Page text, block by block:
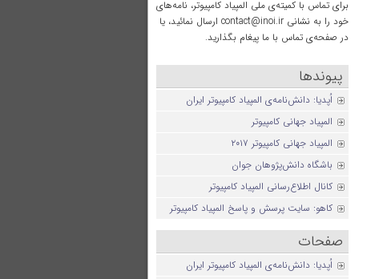
برای تماس با کمیته‌ی ملی المپیاد کامپیوتر، نامه‌های
خود را به نشانی contact@inoi.ir ارسال نمائید، یا
در صفحه‌ی تماس با ما پیغام بگذارید.
پیوندها
اُپدیا: دانش‌نامه‌ی المپیاد کامپیوتر ایران
المپیاد جهانی کامپیوتر
المپیاد جهانی کامپیوتر ۲۰۱۷
باشگاه دانش‌پژوهان جوان
کانال اطلاع‌رسانی المپیاد کامپیوتر
کاهو: سایت پرسش و پاسخ المپیاد کامپیوتر
صفحات
اُپدیا: دانش‌نامه‌ی المپیاد کامپیوتر ایران